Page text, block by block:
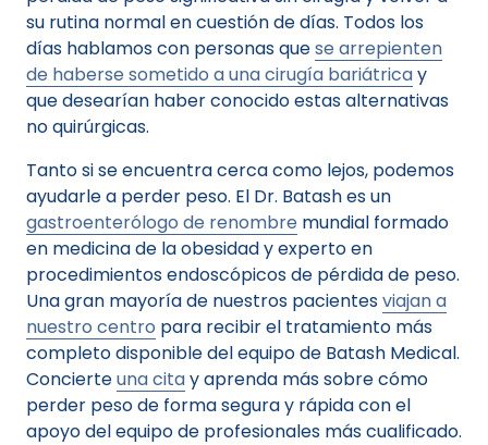
su rutina normal en cuestión de días. Todos los
días hablamos con personas quese arrepienten
de haberse sometido a una cirugía bariátricay
que desearían haber conocido estas alternativas
no quirúrgicas.
Tanto si se encuentra cerca como lejos, podemos
ayudarle a perder peso. El Dr. Batash es un
gastroenterólogo de renombre mundial formado
en medicina de la obesidad y experto en
procedimientos endoscópicos de pérdida de peso.
Una gran mayoría de nuestros pacientesviajan a
nuestro centro para recibir el tratamiento más
completo disponible del equipo de Batash Medical.
Concierteuna citay aprenda más sobre cómo
perder peso de forma segura y rápida con el
apoyo del equipo de profesionales más cualificado.